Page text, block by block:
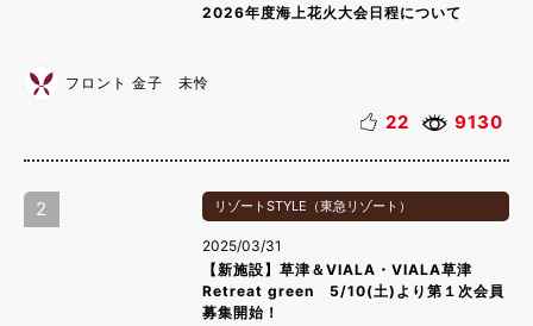
2026年度海上花火大会日程について
フロント 金子 未怜
22 9130
2 リゾートSTYLE（東急リゾート）
2025/03/31
【新施設】草津＆VIALA・VIALA草津
Retreat green 5/10(土)より第１次会員
募集開始！